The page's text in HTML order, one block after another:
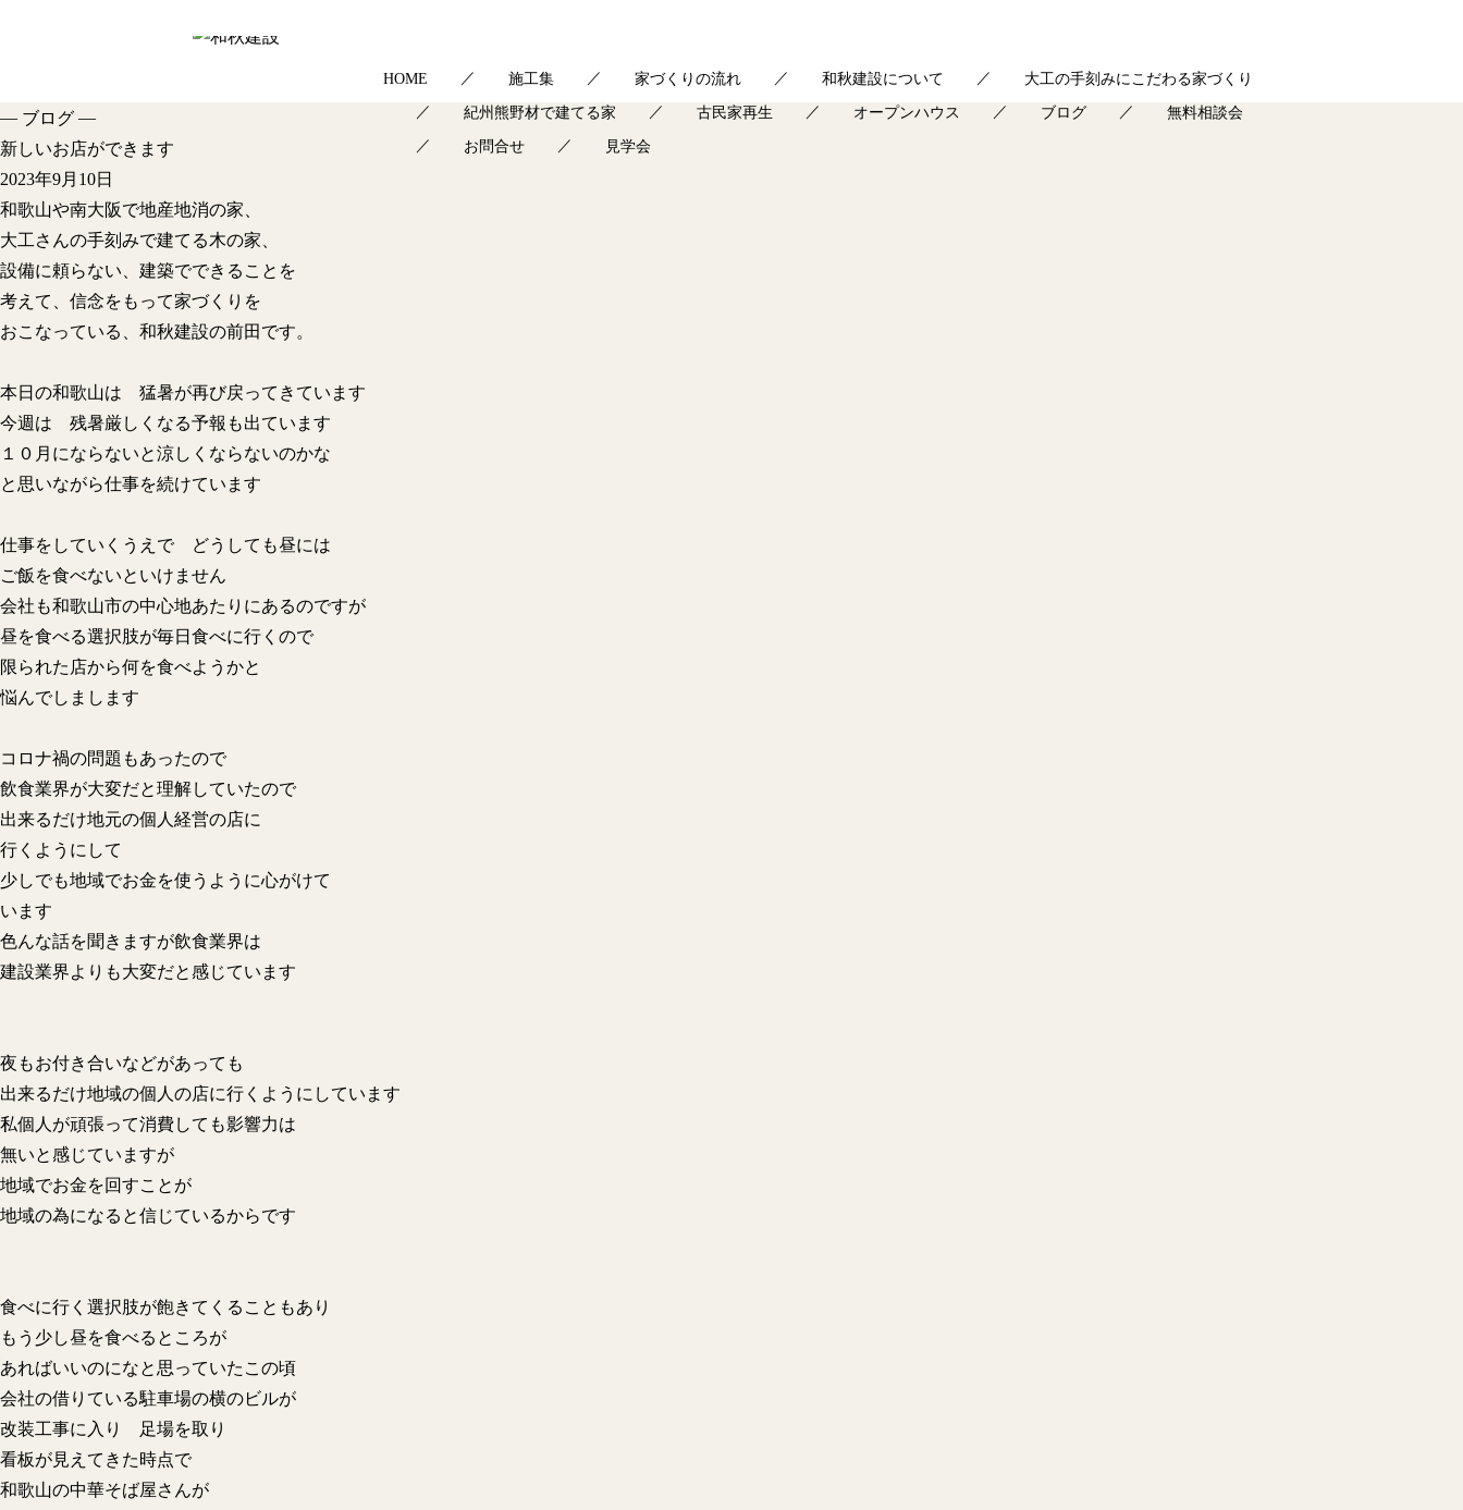
HOME 施工集 家づくりの流れ 和秋建設について 大工の手刻みにこだわる家づくり
紀州熊野材で建てる家 古民家再生 オープンハウス ブログ 無料相談会
お問合せ 見学会
— ブログ —
新しいお店ができます
2023年9月10日
和歌山や南大阪で地産地消の家、
大工さんの手刻みで建てる木の家、
設備に頼らない、建築でできることを
考えて、信念をもって家づくりを
おこなっている、和秋建設の前田です。
本日の和歌山は 猛暑が再び戻ってきています
今週は 残暑厳しくなる予報も出ています
１０月にならないと涼しくならないのかな
と思いながら仕事を続けています
仕事をしていくうえで どうしても昼には
ご飯を食べないといけません
会社も和歌山市の中心地あたりにあるのですが
昼を食べる選択肢が毎日食べに行くので
限られた店から何を食べようかと
悩んでしまします
コロナ禍の問題もあったので
飲食業界が大変だと理解していたので
出来るだけ地元の個人経営の店に
行くようにして
少しでも地域でお金を使うように心がけて
います
色んな話を聞きますが飲食業界は
建設業界よりも大変だと感じています
夜もお付き合いなどがあっても
出来るだけ地域の個人の店に行くようにしています
私個人が頑張って消費しても影響力は
無いと感じていますが
地域でお金を回すことが
地域の為になると信じているからです
食べに行く選択肢が飽きてくることもあり
もう少し昼を食べるところが
あればいいのになと思っていたこの頃
会社の借りている駐車場の横のビルが
改装工事に入り 足場を取り
看板が見えてきた時点で
和歌山の中華そば屋さんが